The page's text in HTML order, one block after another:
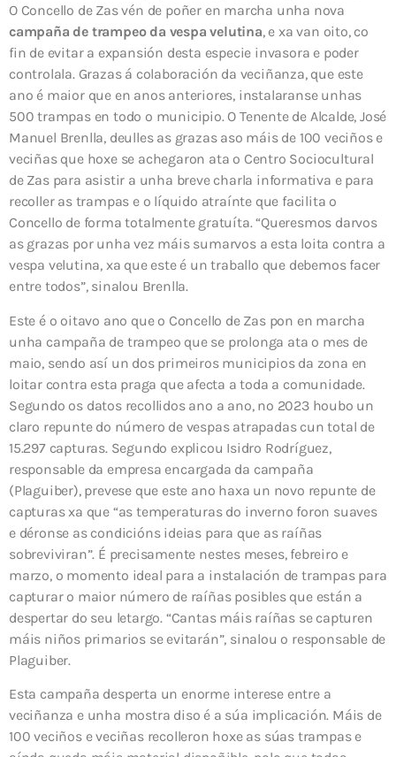
O Concello de Zas vén de poñer en marcha unha nova
campaña de trampeo da vespa velutina, e xa van oito, co
fin de evitar a expansión desta especie invasora e poder
controlala. Grazas á colaboración da veciñanza, que este
ano é maior que en anos anteriores, instalaranse unhas
500 trampas en todo o municipio. O Tenente de Alcalde, José
Manuel Brenlla, deulles as grazas aso máis de 100 veciños e
veciñas que hoxe se achegaron ata o Centro Sociocultural
de Zas para asistir a unha breve charla informativa e para
recoller as trampas e o líquido atraínte que facilita o
Concello de forma totalmente gratuíta. “Queresmos darvos
as grazas por unha vez máis sumarvos a esta loita contra a
vespa velutina, xa que este é un traballo que debemos facer
entre todos”, sinalou Brenlla.
Este é o oitavo ano que o Concello de Zas pon en marcha
unha campaña de trampeo que se prolonga ata o mes de
maio, sendo así un dos primeiros municipios da zona en
loitar contra esta praga que afecta a toda a comunidade.
Segundo os datos recollidos ano a ano, no 2023 houbo un
claro repunte do número de vespas atrapadas cun total de
15.297 capturas. Segundo explicou Isidro Rodríguez,
responsable da empresa encargada da campaña
(Plaguiber), prevese que este ano haxa un novo repunte de
capturas xa que “as temperaturas do inverno foron suaves
e déronse as condicións ideias para que as raíñas
sobreviviran”. É precisamente nestes meses, febreiro e
marzo, o momento ideal para a instalación de trampas para
capturar o maior número de raíñas posibles que están a
despertar do seu letargo. “Cantas máis raíñas se capturen
máis niños primarios se evitarán”, sinalou o responsable de
Plaguiber.
Esta campaña desperta un enorme interese entre a
veciñanza e unha mostra diso é a súa implicación. Máis de
100 veciños e veciñas recolleron hoxe as súas trampas e